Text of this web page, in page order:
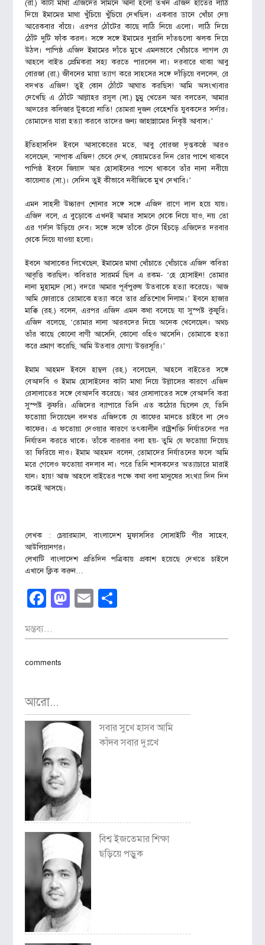
(রা.) কাটা মাথা এজিদের সামনে আনা হলো তখন এজিদ হাতের লাঠি
দিয়ে ইমামের মাথা খুঁচিয়ে খুঁচিয়ে দেখছিল। একবার ডানে খোঁচা দেয়
আরেকবার বাঁয়ে। এরপর ঠোঁটের কাছে লাঠি নিয়ে এলো। লাঠি দিয়ে
ঠোঁট দুটি ফাঁক করল। সঙ্গে সঙ্গে ইমামের নুরানি দাঁতগুলো ঝলক দিয়ে
উঠল। পাপিষ্ঠ এজিদ ইমামের দাঁতে মুখে এমনভাবে খোঁচাতে লাগল যে
আহলে বাইত প্রেমিকরা সহ্য করতে পারলেন না। দরবারে থাকা আবু
বোরজা (রা.) জীবনের মায়া ত্যাগ করে সাহসের সঙ্গে দাঁড়িয়ে বললেন, রে
বদখত এজিদ! তুই কোন ঠোঁটে আঘাত করছিস! আমি অসংখ্যবার
দেখেছি এ ঠোঁটে আল্লাহর রসুল (সা.) চুমু খেতেন আর বলতেন, আমার
আদরের কলিজার টুকরো নাতি! তোমরা দুজন বেহেশতি যুবকদের সর্দার।
তোমাদের যারা হত্যা করবে তাদের জন্য জাহান্নামের নিকৃষ্ট আবাস।’
ইতিহাসবিদ ইবনে আসাকেরের মতে, আবু বোরজা দৃপ্তকণ্ঠে আরও
বলেছেন, ‘নাপাক এজিদ! ভেবে দেখ, কেয়ামতের দিন তোর পাশে থাকবে
পাপিষ্ঠ ইবনে জিয়াদ আর হোসাইনের পাশে থাকবে তাঁর নানা নবীয়ে
কায়েনাত (সা.)। সেদিন তুই কীভাবে নবীজিকে মুখ দেখাবি।’
এমন সাহসী উচ্চারণ শোনার সঙ্গে সঙ্গে এজিদ রাগে লাল হয়ে যায়।
এজিদ বলে, এ বুড়োকে এখনই আমার সামনে থেকে নিয়ে যাও, নয় তো
এর গর্দান উড়িয়ে দেব। সঙ্গে সঙ্গে তাঁকে টেনে হিঁচড়ে এজিদের দরবার
থেকে নিয়ে যাওয়া হলো।
ইবনে আসাকের লিখেছেন, ইমামের মাথা খোঁচাতে খোঁচাতে এজিদ কবিতা
আবৃত্তি করছিল। কবিতার সারমর্ম ছিল এ রকম- ‘হে হোসাইন! তোমার
নানা মুহাম্মদ (সা.) বদরে আমার পূর্বপুরুষ উতবাকে হত্যা করেছে। আজ
আমি ফোরাতে তোমাকে হত্যা করে তার প্রতিশোধ নিলাম।’ ইবনে হাজার
মাক্কি (রহ.) বলেন, এরপর এজিদ এমন কথা বলেছে যা সুস্পষ্ট কুফুরি।
এজিদ বলেছে, ‘তোমার নানা আরবদের নিয়ে অনেক খেলেছেন। অথচ
তাঁর কাছে কোনো বাণী আসেনি, কোনো ওহিও আসেনি। তোমাকে হত্যা
করে প্রমাণ করেছি, আমি উতবার যোগ্য উত্তরসূরি।’
ইমাম আহমদ ইবনে হাম্বল (রহ.) বলেছেন, আহলে বাইতের সঙ্গে
বেআদবি ও ইমাম হোসাইনের কাটা মাথা নিয়ে উল্লাসের কারণে এজিদ
রেসালাতের সঙ্গে বেআদবি করেছে। আর রেসালাতের সঙ্গে বেআদবি করা
সুস্পষ্ট কুফরি। এজিদের ব্যাপারে তিনি এত কঠোর ছিলেন যে, তিনি
ফতোয়া দিয়েছেন বদখত এজিদকে যে কাফের মানতে চাইবে না সেও
কাফের। এ ফতোয়া দেওয়ার কারণে তৎকালীন রাষ্ট্রশক্তি নির্যাতনের পর
নির্যাতন করতে থাকে। তাঁকে বারবার বলা হয়- তুমি যে ফতোয়া দিয়েছ
তা ফিরিয়ে নাও। ইমাম আহমদ বলেন, তোমাদের নির্যাতনের ফলে আমি
মরে গেলেও ফতোয়া বদলাব না। পরে তিনি শাসকদের অত্যাচারে মারাই
যান। হায়! আজ আহলে বাইতের পক্ষে কথা বলা মানুষের সংখ্যা দিন দিন
কমেই আসছে।
লেখক : চেয়ারম্যান, বাংলাদেশ মুফাসসির সোসাইটি পীর সাহেব,
আউলিয়ানগর।
লেখাটি বাংলাদেশ প্রতিদিন পত্রিকায় প্রকাশ হয়েছে দেখতে চাইলে
এখানে ক্লিক করুন…
Facebook
Mastodon
Email
মন্তব্য...
comments
আরো...
সবার সুখে হাসব আমি
কাঁদব সবার দুঃখে
বিশ্ব ইজতেমার শিক্ষা
ছড়িয়ে পড়ুক